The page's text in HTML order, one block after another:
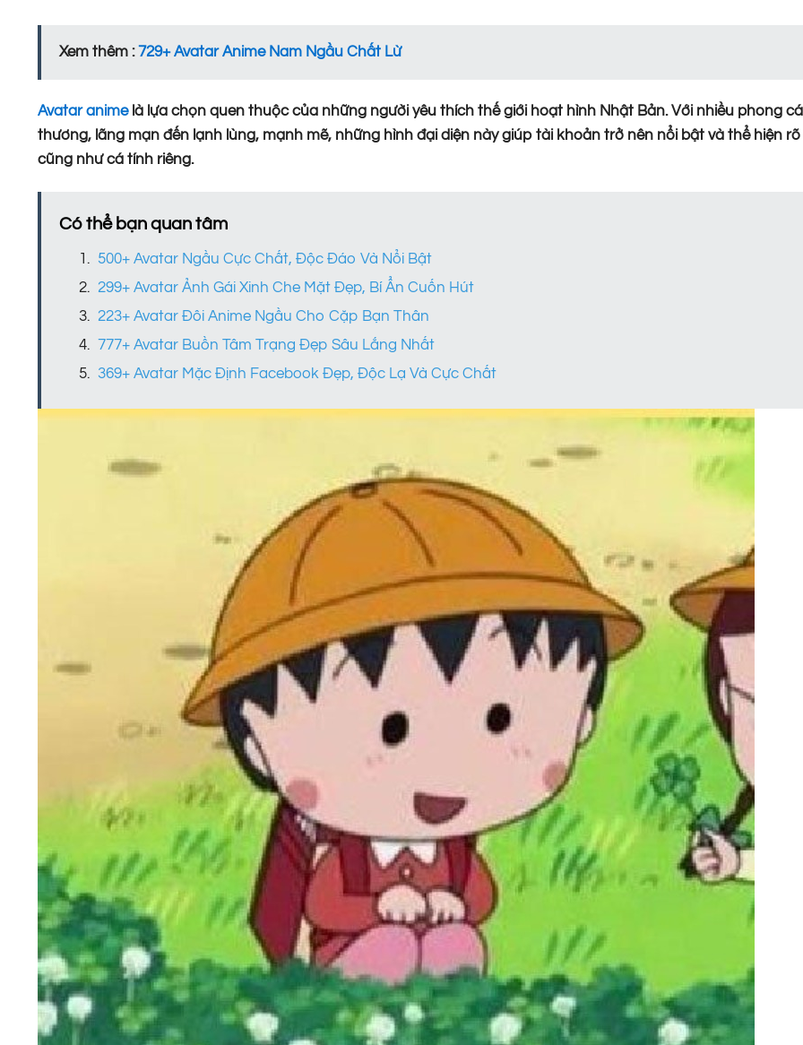
Xem thêm :729+ Avatar Anime Nam Ngầu Chất Lừ
Avatar animelà lựa chọn quen thuộc của những người yêu thích thế giới hoạt hình Nhật Bản. Với nhiều phong
thương, lãng mạn đến lạnh lùng, mạnh mẽ, những hình đại diện này giúp tài khoản trở nên nổi bật và thể hiện
cũng như cá tính riêng.
Có thể bạn quan tâm
500+ Avatar Ngầu Cực Chất, Độc Đáo Và Nổi Bật
299+ Avatar Ảnh Gái Xinh Che Mặt Đẹp, Bí Ẩn Cuốn Hút
223+ Avatar Đôi Anime Ngầu Cho Cặp Bạn Thân
777+ Avatar Buồn Tâm Trạng Đẹp Sâu Lắng Nhất
369+ Avatar Mặc Định Facebook Đẹp, Độc Lạ Và Cực Chất